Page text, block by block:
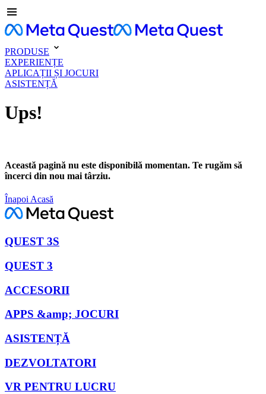
PRODUSE
EXPERIENȚE
APLICAȚII ȘI JOCURI
ASISTENȚĂ
Ups!
Această pagină nu este disponibilă momentan. Te rugăm să
încerci din nou mai târziu.
Înapoi Acasă
QUEST 3S
QUEST 3
ACCESORII
APPS &amp; JOCURI
ASISTENȚĂ
DEZVOLTATORI
VR PENTRU LUCRU